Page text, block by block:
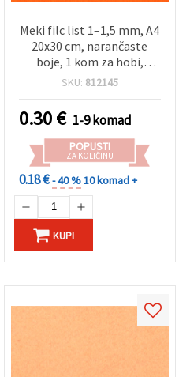
Meki filc list 1–1,5 mm, A4
20x30 cm, narančaste
boje, 1 kom za hobi,
šivanje, aplikacije i dječje
SKU: 812145
0.30€ 1-9 komad
POPUSTI
ZA KOLIČINU
0.18 €- 40 %10 komad +
KUPI